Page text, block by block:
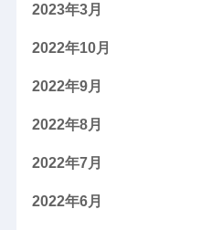
2023年3月
2022年10月
2022年9月
2022年8月
2022年7月
2022年6月